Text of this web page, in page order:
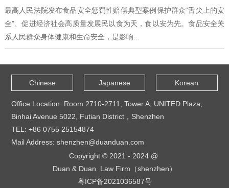
最高人民法院发布食品安全惩罚性赔偿典型案例保护群众“舌尖上的安
全”、促进经济社会高质量发展民以食为天，食以安为先。食品安全关
系人民群众身体健康和生命安全，是影响...
Chinese Japanese Korean
Office Location: Room 2710-2711, Tower A, UNITED Plaza,
Binhai Avenue 5022, Futian District，Shenzhen
TEL: +86 0755 25154874
Mail Address: shenzhen@duanduan.com
Copyright © 2021 - 2024 @
Duan & Duan Law Firm（shenzhen）
粤ICP备2021036587号